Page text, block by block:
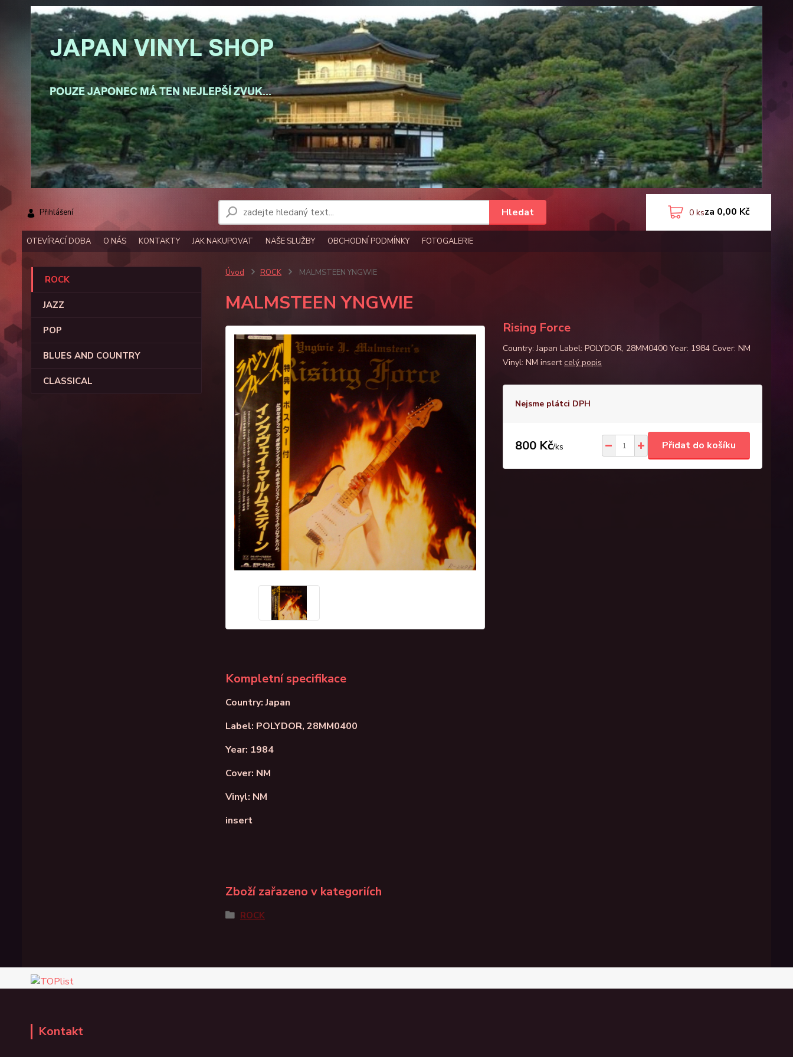
OTEVÍRACÍ DOBA O NÁS KONTAKTY JAK NAKUPOVAT NAŠE SLUŽBY OBCHODNÍ PODMÍNKY FOTOGALERIE
Přihlášení Hledat 0 ksza 0,00 Kč
ROCK
JAZZ
POP
BLUES AND COUNTRY
CLASSICAL
Úvod ROCK MALMSTEEN YNGWIE
MALMSTEEN YNGWIE
Rising Force
Country: Japan Label: POLYDOR, 28MM0400 Year: 1984 Cover: NM
Vinyl: NM insertcelý popis
Nejsme plátci DPH
800 Kč/ks Přidat do košíku
Kompletní specifikace
Country: Japan
Label: POLYDOR, 28MM0400
Year: 1984
Cover: NM
Vinyl: NM
insert
Zboží zařazeno v kategoriích
ROCK
Kontakt